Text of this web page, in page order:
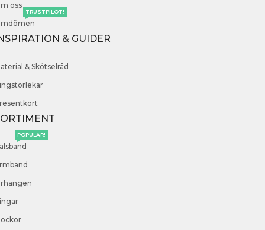
oss
TRUSTPILOT!
& GUIDER
& Skötselråd
POPULÄR!